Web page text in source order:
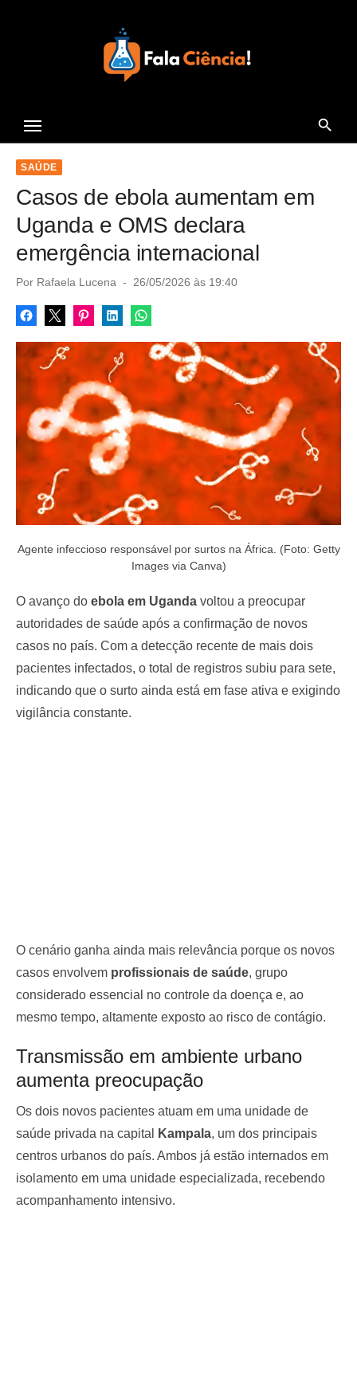
c
SAÚDE
Casos de ebola aumentam em
Uganda e OMS declara
emergência internacional
Por Rafaela Lucena
P
s
t
26/05/2026 às 19:40
Agente infeccioso responsável por surtos na África. (Foto: Getty
Images via Canva)
O avanço do ebola em Uganda voltou a preocupar
autoridades de saúde após a confirmação de novos
casos no país. Com a detecção recente de mais dois
pacientes infectados, o total de registros subiu para sete,
indicando que o surto ainda está em fase ativa e exigindo
vigilância constante.
O cenário ganha ainda mais relevância porque os novos
casos envolvem profissionais de saúde, grupo
considerado essencial no controle da doença e, ao
mesmo tempo, altamente exposto ao risco de contágio.
Transmissão em ambiente urbano
aumenta preocupação
Os dois novos pacientes atuam em uma unidade de
saúde privada na capital
Kampala, um dos principais
centros urbanos do país. Ambos já estão internados em
isolamento em uma unidade especializada, recebendo
acompanhamento intensivo.